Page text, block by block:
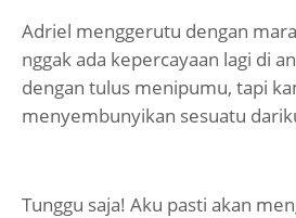
Adriel menggerutu dengan
nggak ada kepercayaan lagi di
dengan tulus menipumu, tapi
menyembunyikan sesuatu
Tunggu saja! Aku pasti akan